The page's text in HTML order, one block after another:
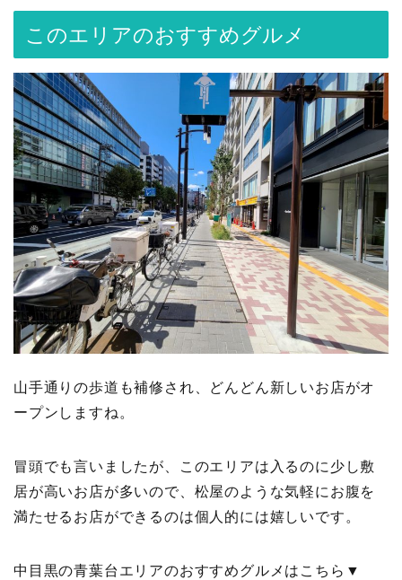
このエリアのおすすめグルメ
山手通りの歩道も補修され、どんどん新しいお店がオ
ープンしますね。
冒頭でも言いましたが、このエリアは入るのに少し敷
居が高いお店が多いので、松屋のような気軽にお腹を
満たせるお店ができるのは個人的には嬉しいです。
中目黒の青葉台エリアのおすすめグルメはこちら▼